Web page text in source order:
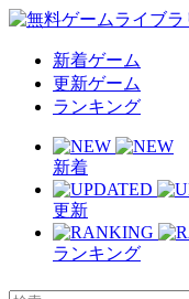
新着ゲーム
更新ゲーム
ランキング
新着
更新
ランキング